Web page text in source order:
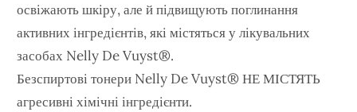
освіжають шкіру, але й підвищують поглинання
активних інгредієнтів, які містяться у лікувальних
засобах Nelly De Vuyst®.
Безспиртові тонери Nelly De Vuyst® НЕ МІСТЯТЬ
агресивні хімічні інгредієнти.